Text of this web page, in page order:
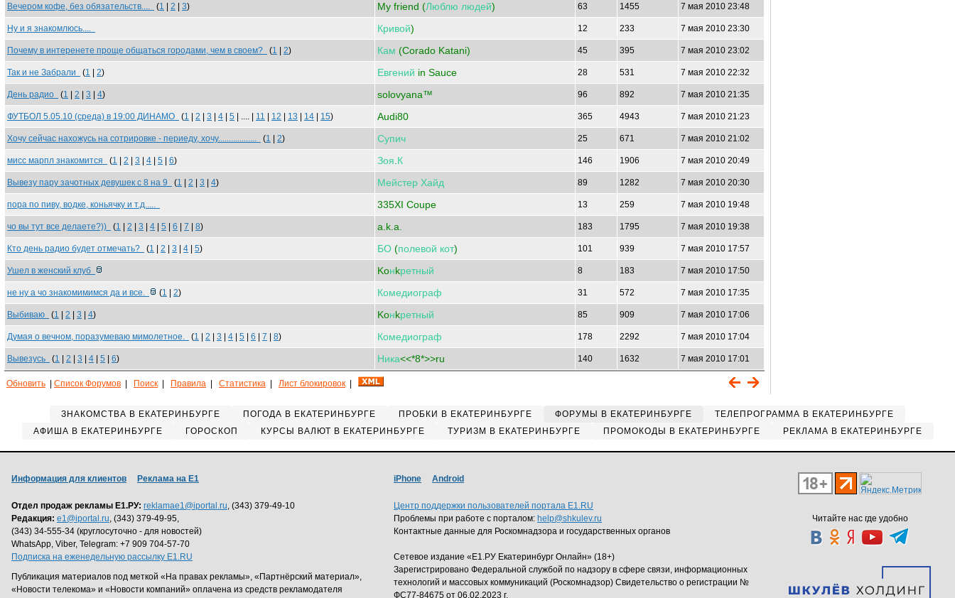
Вечером кофе, без обязательств.... (1 2 3) My friend (Люблю людей) 63 1455 7 мая 2010 23:48
Ну и я знакомлюсь.... Кривой) 12 233 7 мая 2010 23:30
Почему в интеренете проще общаться городами, чем в своем? (1 2) Кам (Corado Katani) 45 395 7 мая 2010 23:02
Так и не Забрали (1 2) Евгений in Sauce 28 531 7 мая 2010 22:32
День радио (1 2 3 4) solovyana™ 96 892 7 мая 2010 21:35
ФУТБОЛ 5.05.10 (среда) в 19:00 ДИНАМО (1 2 3 4 5 | .... | 11 12 13 14 15) Audi80 365 4943 7 мая 2010 21:23
Хочу сейчас нахожусь на сотрировке - периеду, хочу.................. (1 2) Супич 25 671 7 мая 2010 21:02
мисс марпл знакомится (1 2 3 4 5 6) Зоя К 146 1906 7 мая 2010 20:49
Вывезу пару зачотных девушек с 8 на 9 (1 2 3 4) Мейстер Хайд 89 1282 7 мая 2010 20:30
пора по пиву, водке, коньячку и т.д..... 335XI Coupe 13 259 7 мая 2010 19:48
чо вы тут все делаете?)) (1 2 3 4 5 6 7 8) a.k.a. 183 1795 7 мая 2010 19:38
Кто день радио будет отмечать? (1 2 3 4 5) БО (полевой кот) 101 939 7 мая 2010 17:57
Ушел в женский клуб Koнkретный 8 183 7 мая 2010 17:50
не ну а чо знакомимимся да и все. (1 2) Комедиограф 31 572 7 мая 2010 17:35
Выбиваю (1 2 3 4) Koнkретный 85 909 7 мая 2010 17:06
Думая о вечном, поразумеваю мимолетное. (1 2 3 4 5 6 7 8) Комедиограф 178 2292 7 мая 2010 17:04
Вывезусь (1 2 3 4 5 6) Ника<<*8*>>ru 140 1632 7 мая 2010 17:01
Обновить Список Форумов Поиск Правила Статистика Лист блокировок
ЗНАКОМСТВА В ЕКАТЕРИНБУРГЕ ПОГОДА В ЕКАТЕРИНБУРГЕ ПРОБКИ В ЕКАТЕРИНБУРГЕ ФОРУМЫ В ЕКАТЕРИНБУРГЕ
ТЕЛЕПРОГРАММА В ЕКАТЕРИНБУРГЕ
АФИША В ЕКАТЕРИНБУРГЕ
ГОРОСКОП КУРСЫ ВАЛЮТ В ЕКАТЕРИНБУРГЕ ТУРИЗМ В ЕКАТЕРИНБУРГЕ ПРОМОКОДЫ В ЕКАТЕРИНБУРГЕ РЕКЛАМА В ЕКАТЕРИНБУРГЕ
Читайте нас где удобно
Информация для клиентов Реклама на Е1
Отдел продаж рекламы Е1.РУ: reklamae1@iportal.ru, (343) 379-49-10
Редакция: e1@iportal.ru, (343) 379-49-95,
(343) 34-555-34 (круглосуточно - для новостей)
WhatsApp, Viber, Telegram: +7 909 704-57-70
Подписка на еженедельную рассылку E1.RU
Публикация материалов под меткой «На правах рекламы», «Партнёрский материал»,
«Новости телекома» и «Новости компаний» оплачена из средств рекламодателя
iPhone Android
Центр поддержки пользователей портала E1.RU
Проблемы при работе с порталом: help@shkulev.ru
Контактные данные для Роскомнадзора и государственных органов
Сетевое издание «Е1.РУ Екатеринбург Онлайн» (18+)
Зарегистрировано Федеральной службой по надзору в сфере связи, информационных
технологий и массовых коммуникаций (Роскомнадзор) Свидетельство о регистрации №
ФС77-84675 от 06.02.2023 г.